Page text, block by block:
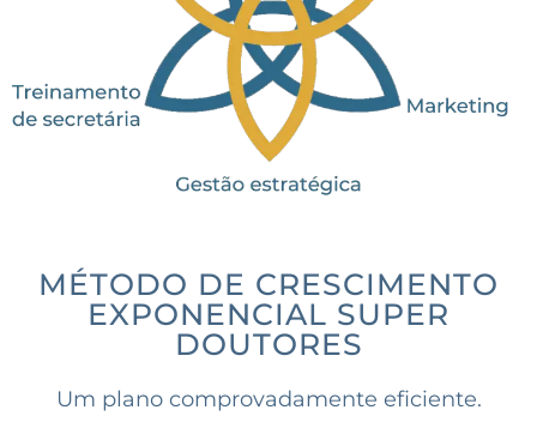
MÉTODO DE CRESCIMENTO
EXPONENCIAL SUPER
DOUTORES
Um plano comprovadamente eficiente.